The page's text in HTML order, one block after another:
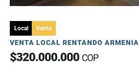
Local Venta
VENTA LOCAL RENTANDO ARMENIA
$320.000.000 COP